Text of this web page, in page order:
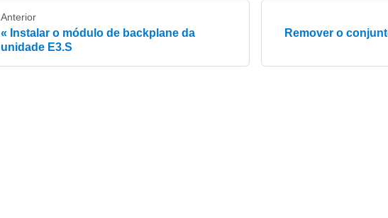
Anterior
Instalar o módulo de backplane da
unidade E3.S
Remover o